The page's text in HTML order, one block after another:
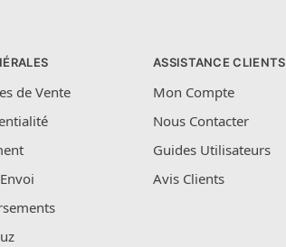
de Vente
ASSISTANCE CLIENTS
Mon Compte
Nous Contacter
Guides Utilisateurs
Avis Clients